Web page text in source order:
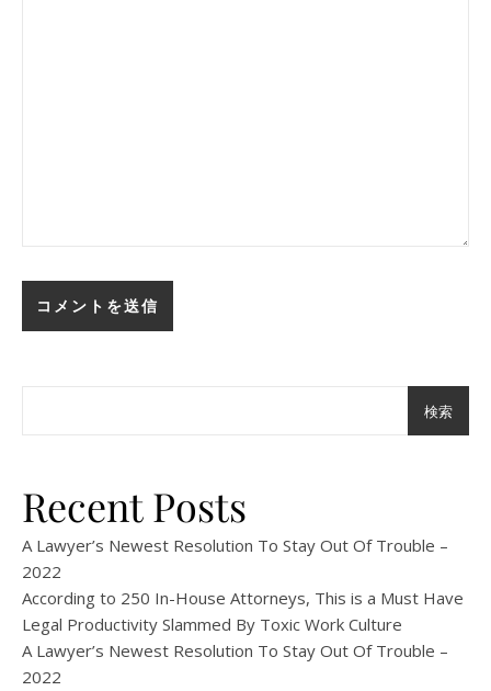
検索
Recent Posts
A Lawyer’s Newest Resolution To Stay Out Of Trouble –
2022
According to 250 In-House Attorneys, This is a Must Have
Legal Productivity Slammed By Toxic Work Culture
A Lawyer’s Newest Resolution To Stay Out Of Trouble –
2022